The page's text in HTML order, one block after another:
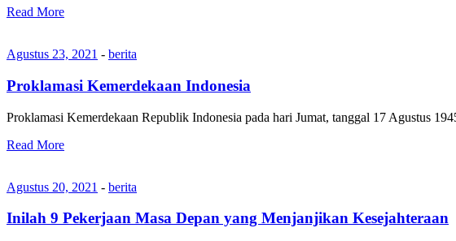
Read More
Agustus 23, 2021 - berita
Proklamasi Kemerdekaan Indonesia
Proklamasi Kemerdekaan Republik Indonesia pada hari Jumat, tanggal 17 Agustus
Read More
Agustus 20, 2021 - berita
Inilah 9 Pekerjaan Masa Depan yang Menjanjikan Kesejahteraan